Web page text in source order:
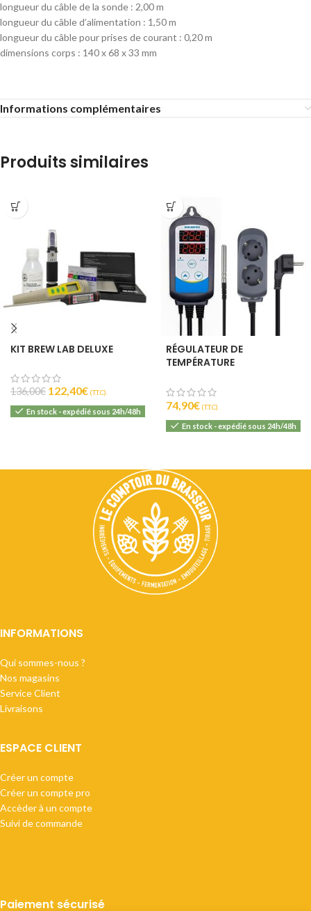
longueur du câble de la sonde : 2,00 m
longueur du câble d’alimentation : 1,50 m
longueur du câble pour prises de courant : 0,20 m
dimensions corps : 140 x 68 x 33 mm
Informations complémentaires
Produits similaires
KIT BREW LAB DELUXE
136,00€ 122,40€ (T.T.C).
En stock - expédié sous 24h/48h
RÉGULATEUR DE
TEMPÉRATURE
310T-B – INKBIRD
74,90€ (T.T.C).
En stock - expédié sous 24h/48h
INFORMATIONS
Qui sommes-nous ?
Nos magasins
Service Client
Livraisons
ESPACE CLIENT
Créer un compte
Créer un compte pro
Accèder à un compte
Suivi de commande
Paiement sécurisé